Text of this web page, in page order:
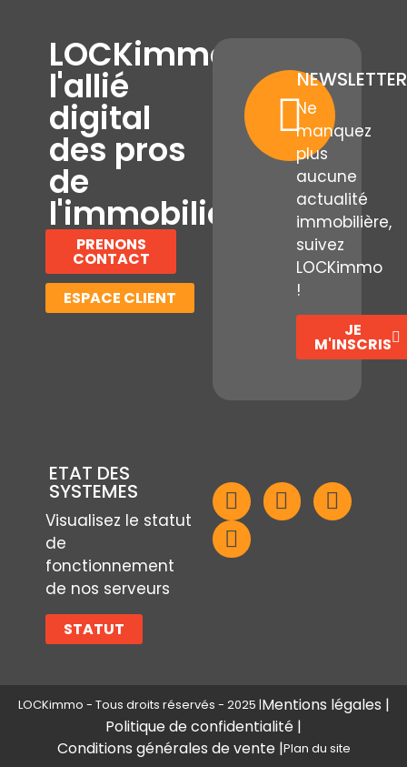
LOCKimmo,
l'allié
digital
des pros
de
l'immobilier
PRENONS
CONTACT
ESPACE CLIENT
NEWSLETTER
Ne
manquez
plus
aucune
actualité
immobilière,
suivez
LOCKimmo
!
JE
M'INSCRIS
ETAT DES
SYSTEMES
Visualisez le statut
de
fonctionnement
de nos serveurs
STATUT
LOCKimmo - Tous droits réservés - 2025 |Mentions légales |
Politique de confidentialité |
Conditions générales de vente |Plan du site